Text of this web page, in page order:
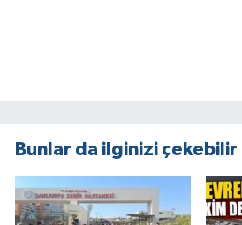
Bunlar da ilginizi çekebilir